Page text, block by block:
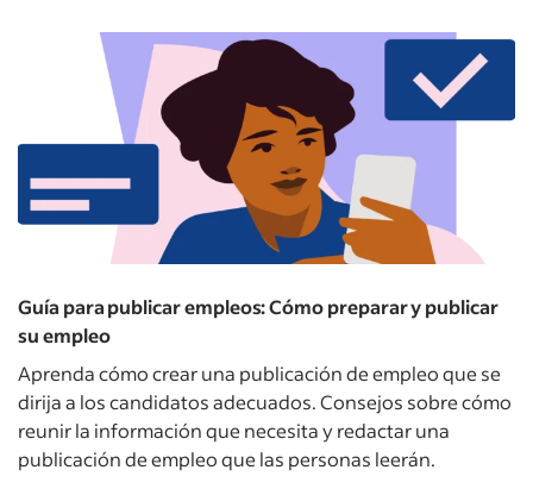
Guía para publicar empleos: Cómo preparar y publicar
su empleo
Aprenda cómo crear una publicación de empleo que se
dirija a los candidatos adecuados. Consejos sobre cómo
reunir la información que necesita y redactar una
publicación de empleo que las personas leerán.